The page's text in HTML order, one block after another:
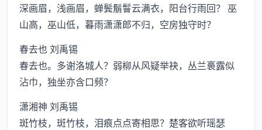
深画眉，浅画眉，蝉鬓鬅鬙云满衣，阳台行雨回？ 巫
山高，巫山低，暮雨潇潇郎不归，空房独守时？
春去也 刘禹锡
春去也。多谢洛城人？弱柳从风疑举袂，丛兰裛露似
沾巾，独坐亦含口频？
潇湘神 刘禹锡
斑竹枝，斑竹枝，泪痕点点寄相思？楚客欲听瑶瑟